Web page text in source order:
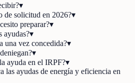
▾
de solicitud en 2026?▾
preparar?▾
ayudas?▾
una vez concedida?▾
▾
ayuda en el IRPF?▾
las ayudas de energía y eficiencia en